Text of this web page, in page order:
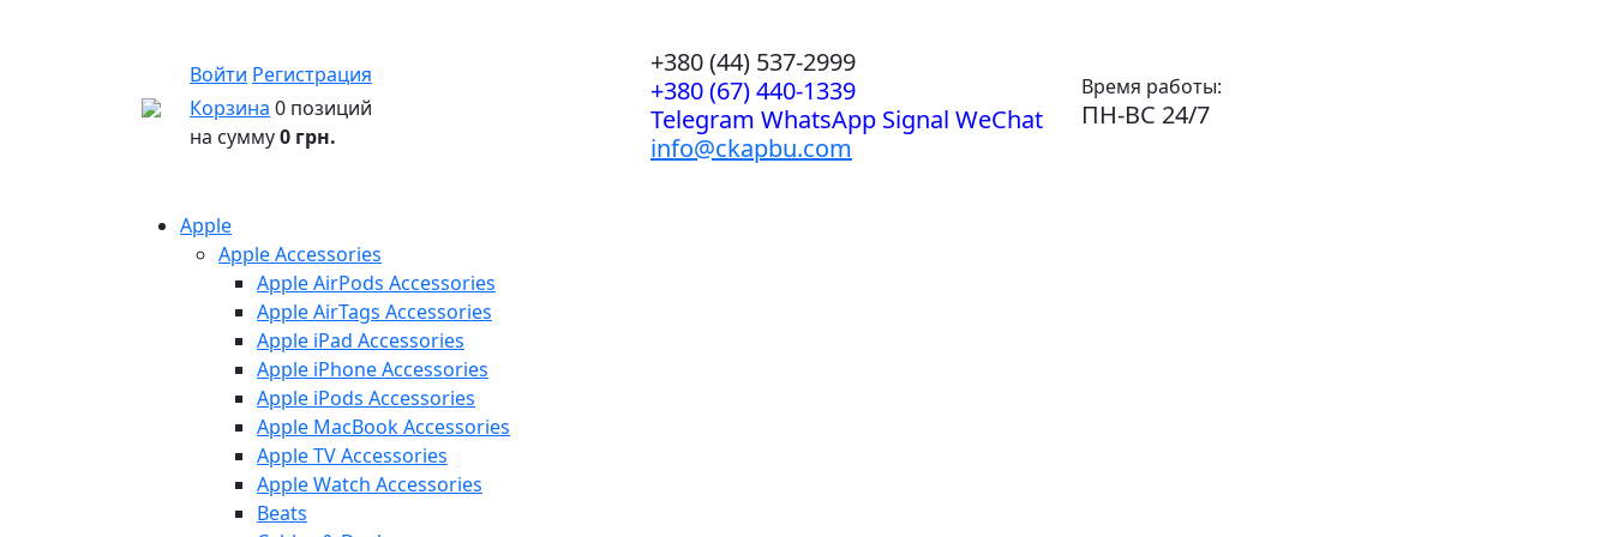
Войти Регистрация
Корзина 0 позиций
на сумму0 грн.
+380 (44) 537-2999
+380 (67) 440-1339
Telegram WhatsApp Signal WeChat
info@ckapbu.com
Время работы:
ПН-ВС 24/7
Apple
Apple Accessories
Apple AirPods Accessories
Apple AirTags Accessories
Apple iPad Accessories
Apple iPhone Accessories
Apple iPods Accessories
Apple MacBook Accessories
Apple TV Accessories
Apple Watch Accessories
Beats